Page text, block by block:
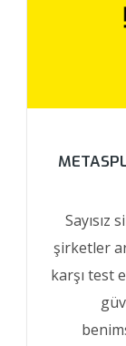
Sayısız
şirketler
karşı test